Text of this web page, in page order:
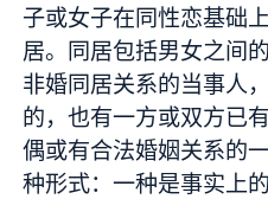
子或女子在同性恋基础
居。同居包括男女之间
非婚同居关系的当事人
的，也有一方或双方已
偶或有合法婚姻关系的
种形式：一种是事实上